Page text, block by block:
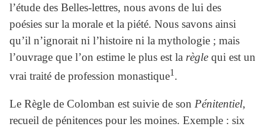
l’étude des Belles-lettres, nous avons de lui des
poésies sur la morale et la piété. Nous savons ainsi
qu’il n’ignorait ni l’histoire ni la mythologie ; mais
l’ouvrage que l’on estime le plus est la règle qui est un
vrai traité de profession monastique1 .
Le Règle de Colomban est suivie de son Pénitentiel,
recueil de pénitences pour les moines. Exemple : six